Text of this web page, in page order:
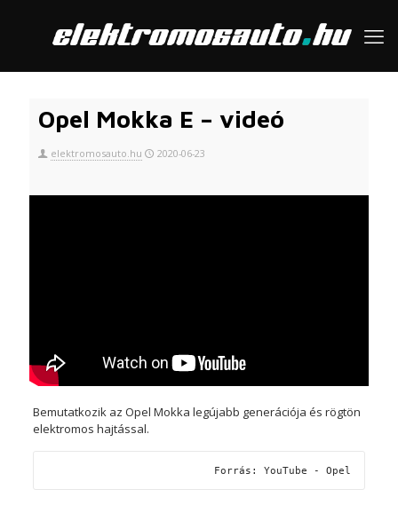
Opel Mokka E – videó
elektromosauto.hu 2020-06-23
Bemutatkozik az Opel Mokka legújabb generációja és rögtön
elektromos hajtással.
Forrás: YouTube - Opel